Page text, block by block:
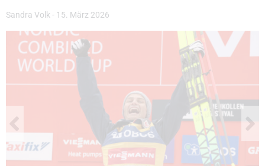
Sandra Volk- 15. März 2026